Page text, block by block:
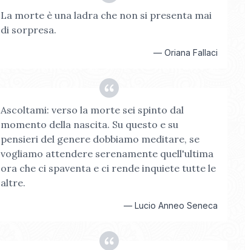
La morte è una ladra che non si presenta mai
di sorpresa.
— Oriana Fallaci
Ascoltami: verso la morte sei spinto dal
momento della nascita. Su questo e su
pensieri del genere dobbiamo meditare, se
vogliamo attendere serenamente quell'ultima
ora che ci spaventa e ci rende inquiete tutte le
altre.
— Lucio Anneo Seneca